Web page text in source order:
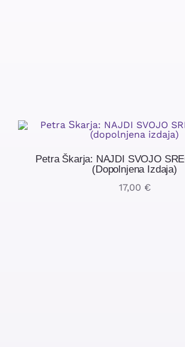
Petra Škarja: NAJDI SVOJO
(dopolnjena Izdaja)
17,00 €